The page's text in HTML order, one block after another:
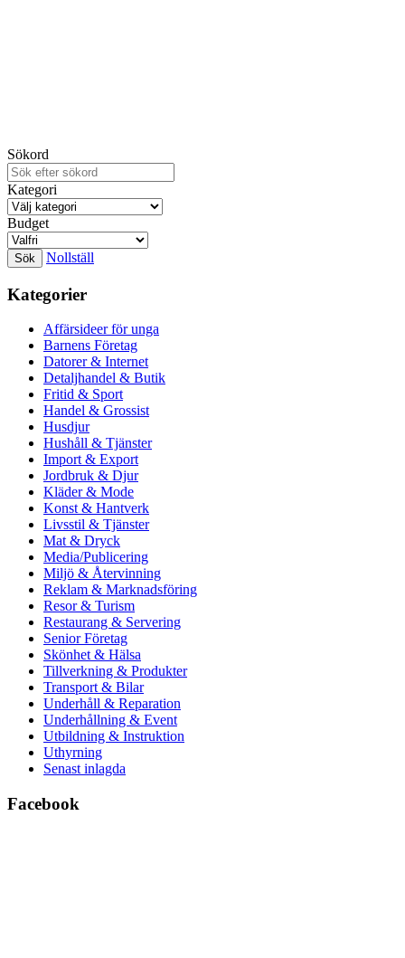
Sökord
Kategori
Budget
Nollställ
Kategorier
Affärsideer för unga
Barnens Företag
Datorer & Internet
Detaljhandel & Butik
Fritid & Sport
Handel & Grossist
Husdjur
Hushåll & Tjänster
Import & Export
Jordbruk & Djur
Kläder & Mode
Konst & Hantverk
Livsstil & Tjänster
Mat & Dryck
Media/Publicering
Miljö & Återvinning
Reklam & Marknadsföring
Resor & Turism
Restaurang & Servering
Senior Företag
Skönhet & Hälsa
Tillverkning & Produkter
Transport & Bilar
Underhåll & Reparation
Underhållning & Event
Utbildning & Instruktion
Uthyrning
Senast inlagda
Facebook